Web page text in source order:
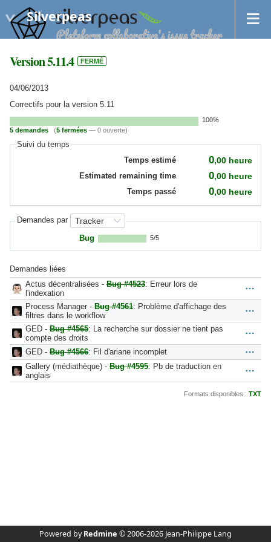
Silverpeas
Version 5.11.4 FERMÉ
04/06/2013
Correctifs pour la version 5.11
100%
5 demandes (5 fermées — 0 ouverte)
Suivi du temps
Temps estimé
0,00 heure
Estimated remaining time 0,00 heure
Temps passé 0,00 heure
Demandes par
Bug 5/5
Demandes liées
Actus décentralisées - Bug #4523: Erreur lors de
l'indexation
Process Manager - Bug #4561: Problème d'affichage des
filtres dans le workflow
GED - Bug #4565: La recherche sur dossier ne tient pas
compte des droits
GED - Bug #4566: Fil d'ariane incomplet
Gallery (médiathèque) - Bug #4595: Pb de traduction en
anglais
Formats disponibles : TXT
Powered byRedmine © 2006-2026 Jean-Philippe Lang